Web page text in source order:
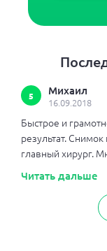
5 Михаил
16.09.2018
Быстрое и
результат.
главный хирург.
Читать дальше